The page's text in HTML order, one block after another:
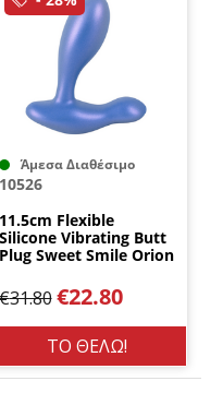
Άμεσα Διαθέσιμο
10526
11.5cm Flexible
Silicone Vibrating Butt
Plug Sweet Smile Orion
31.80 €22.80
ΤΟ ΘΕΛΩ!